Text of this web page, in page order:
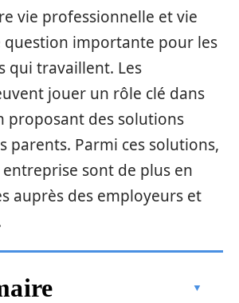
vie professionnelle et vie
question importante pour les
qui travaillent. Les
jouer un rôle clé dans
proposant des solutions
parents. Parmi ces solutions,
entreprise sont de plus en
auprès des employeurs et